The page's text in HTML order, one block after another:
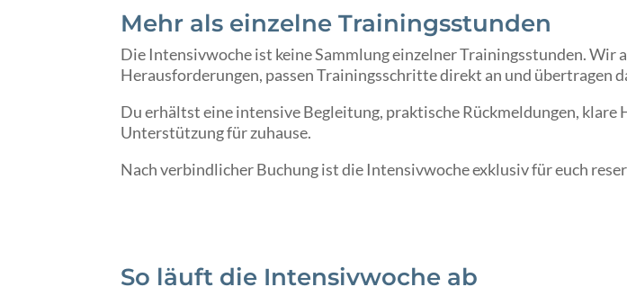
Mehr als einzelne Trainingsstunden
Die Intensivwoche ist keine Sammlung einzelner Trainingsstunden.
Herausforderungen, passen Trainingsschritte direkt an und übertragen
Du erhältst eine intensive Begleitung, praktische Rückmeldungen,
Unterstützung für zuhause.
Nach verbindlicher Buchung ist die Intensivwoche exklusiv für euch
So läuft die Intensivwoche ab